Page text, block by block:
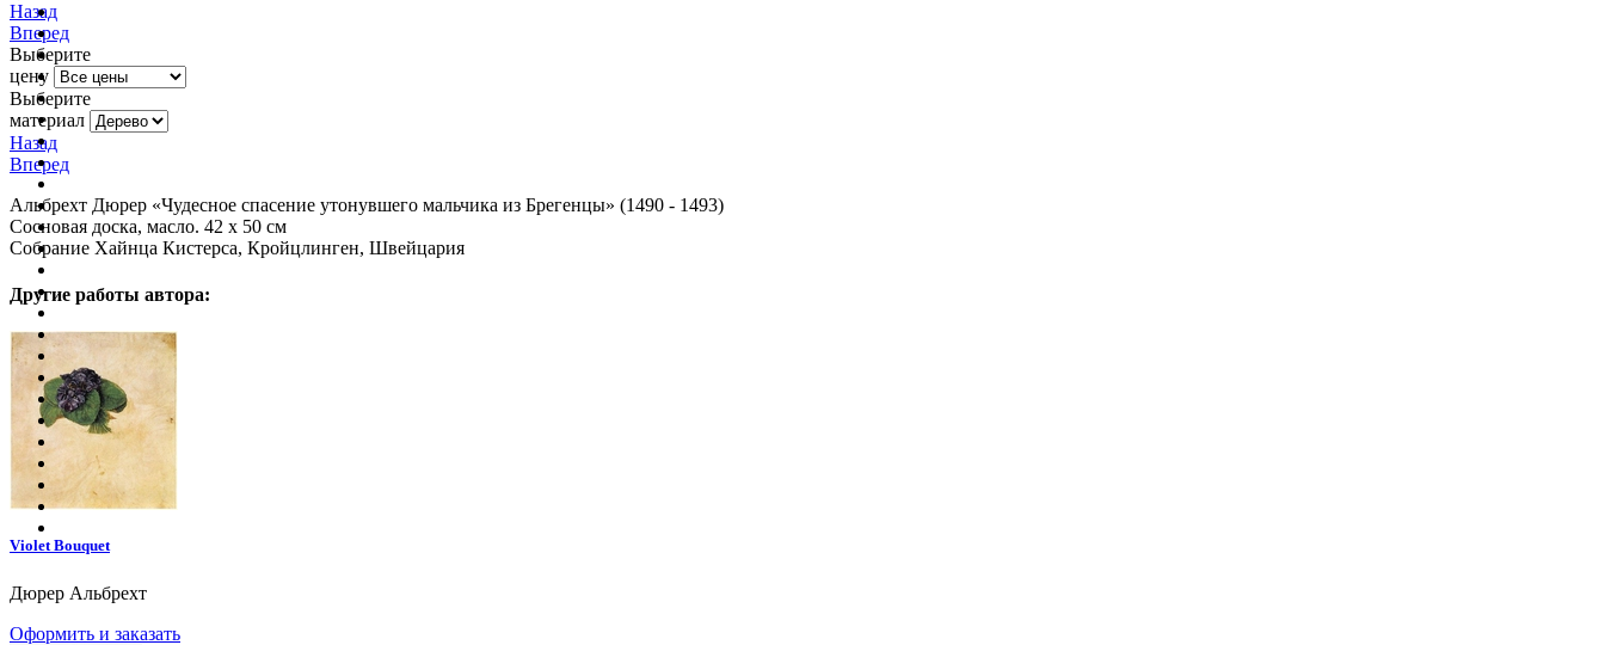
Назад
Вперед
Выберите
цену
Выберите
материал
Назад
Вперед
Альбрехт Дюрер «Чудесное спасение утонувшего мальчика из Брегенцы» (1490 - 1493)
Сосновая доска, масло. 42 х 50 см
Собрание Хайнца Кистерса, Кройцлинген, Швейцария
Другие работы автора:
Violet Bouquet
Дюрер Альбрехт
Оформить и заказать